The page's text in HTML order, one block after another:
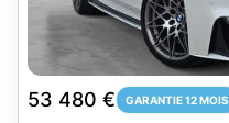
53 480 € GARANTIE 12 MOIS